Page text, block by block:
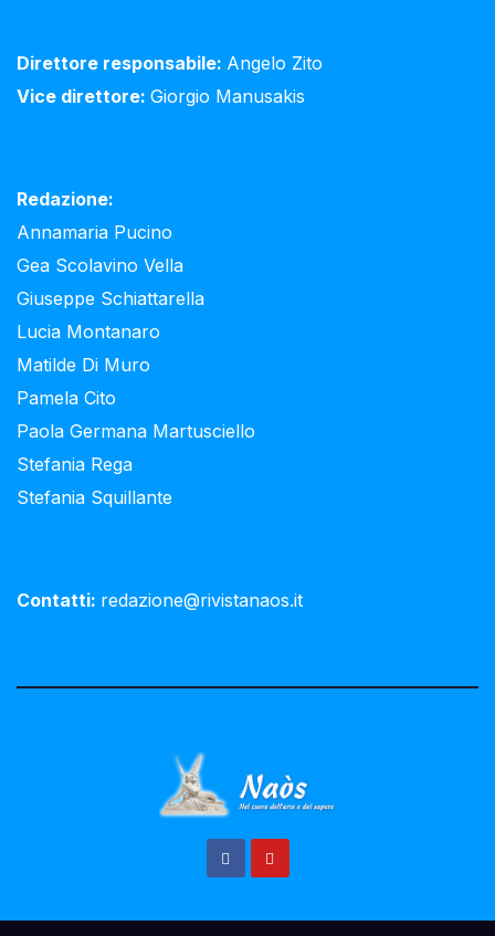
Direttore responsabile: Angelo Zito
Vice direttore: Giorgio Manusakis
Redazione:
Annamaria Pucino
Gea Scolavino Vella
Giuseppe Schiattarella
Lucia Montanaro
Matilde Di Muro
Pamela Cito
Paola Germana Martusciello
Stefania Rega
Stefania Squillante
Contatti: redazione@rivistanaos.it